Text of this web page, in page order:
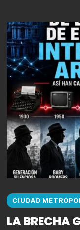
CIUDAD
LA BRECHA